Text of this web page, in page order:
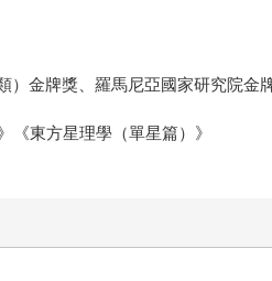
）金牌獎、羅馬尼亞國家研究院金
東方星理學（單星篇）》